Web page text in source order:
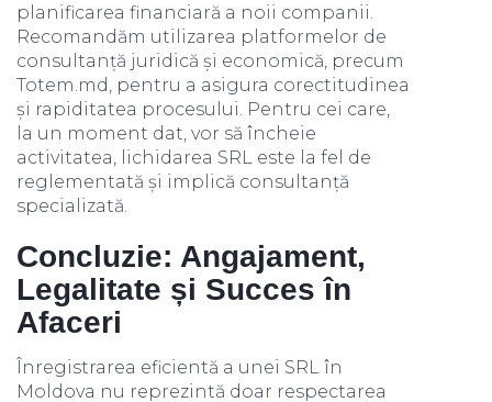
planificarea financiară a noii companii.
Recomandăm utilizarea platformelor de
consultanță juridică și economică, precum
Totem.md, pentru a asigura corectitudinea
și rapiditatea procesului. Pentru cei care,
la un moment dat, vor să încheie
activitatea, lichidarea SRL este la fel de
reglementată și implică consultanță
specializată.
Concluzie: Angajament,
Legalitate și Succes în
Afaceri
Înregistrarea eficientă a unei SRL în
Moldova nu reprezintă doar respectarea